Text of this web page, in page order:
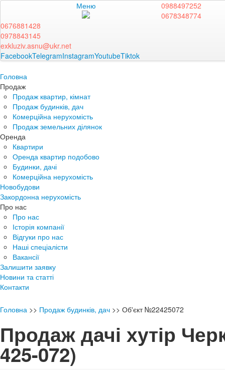
Меню
0988497252
0678348774
0676881428
0978843145
exkluziv.asnu@ukr.net
FacebookTelegramInstagramYoutubeTiktok
Головна
Продаж
Продаж квартир, кімнат
Продаж будинків, дач
Комерційна нерухомість
Продаж земельних ділянок
Оренда
Квартири
Оренда квартир подобово
Будинки, дачі
Комерційна нерухомість
Новобудови
Закордонна нерухомість
Про нас
Про нас
Історія компанії
Відгуки про нас
Наші спеціалісти
Вакансії
Залишити заявку
Новини та статті
Контакти
Головна >> Продаж будинків, дач >> Об'єкт №22425072
Продаж дачі хутір
425-072)